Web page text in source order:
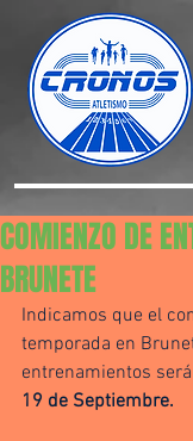
COMIENZO DE
BRUNETE
Indicamos que el
temporada en
entrenamientos
19 de Septiembre.